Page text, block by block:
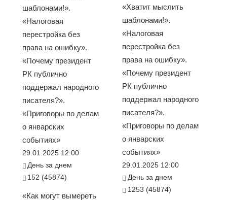
шаблонами!».
«Налоговая
перестройка без
права на ошибку».
«Почему президент
РК публично
поддержал народного
писателя?».
«Приговоры по делам
о январских
событиях»
29.01.2025 12:00
День за днем
152 (45874)
«Как могут вымереть
«Хватит мыслить
шаблонами!».
«Налоговая
перестройка без
права на ошибку».
«Почему президент
РК публично
поддержал народного
писателя?».
«Приговоры по делам
о январских
событиях»
29.01.2025 12:00
День за днем
1253 (45874)